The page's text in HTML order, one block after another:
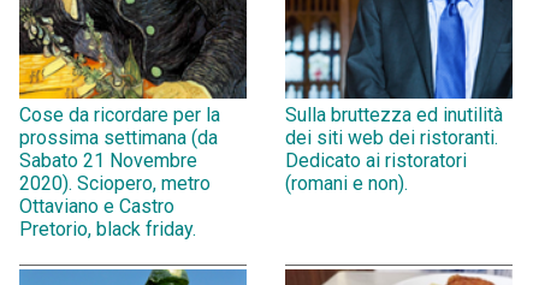
Cose da ricordare per la
prossima settimana (da
Sabato 21 Novembre
2020). Sciopero, metro
Ottaviano e Castro
Pretorio, black friday.
Sulla bruttezza ed inutilità
dei siti web dei ristoranti.
Dedicato ai ristoratori
(romani e non).